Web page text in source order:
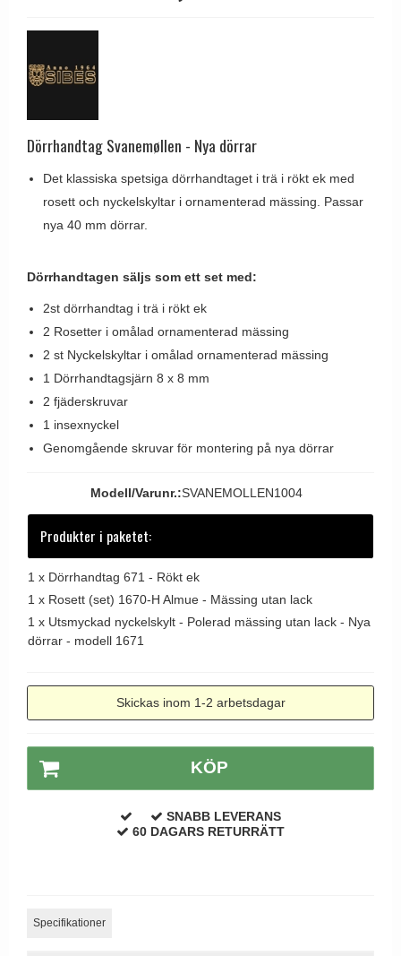
Medici dörrhandtag
Weingarden dörrhandtag
Østerbro - trädörrhandtag
Dörrhandtag Buster + Punch
DND dörrhandtag
Turnstyle Design dörrhandtag
Terrass- och fönsterhandtag
Trädörrhandtag på långskylt
Ringklockor
Brevlådor
Krokar & Krokar
Hatthyllor
Stormkrokar
RANDI dörrhandtag
Valli & Valli dörrhandtag
Dörrhandtag Svanemøllen - Nya dörrar
Det klassiska spetsiga dörrhandtaget i trä i rökt ek med
rosett och nyckelskyltar i ornamenterad mässing. Passar
nya 40 mm dörrar.
Dörrhandtagen säljs som ett set med:
2st dörrhandtag i trä i rökt ek
2 Rosetter i omålad ornamenterad mässing
2 st Nyckelskyltar i omålad ornamenterad mässing
1 Dörrhandtagsjärn 8 x 8 mm
2 fjäderskruvar
1 insexnyckel
Genomgående skruvar för montering på nya dörrar
Modell/Varunr.:SVANEMOLLEN1004
Produkter i paketet:
1 x Dörrhandtag 671 - Rökt ek
1 x Rosett (set) 1670-H Almue - Mässing utan lack
1 x Utsmyckad nyckelskylt - Polerad mässing utan lack - Nya
dörrar - modell 1671
Skickas inom 1-2 arbetsdagar
KÖP
SNABB LEVERANS
60 DAGARS RETURRÄTT
Specifikationer